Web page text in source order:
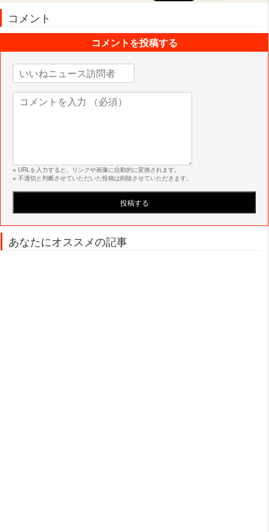
コメント
コメントを投稿する
※ URLを入力すると、リンクや画像に自動的に変換されます。
※ 不適切と判断させていただいた投稿は削除させていただきます。
あなたにオススメの記事